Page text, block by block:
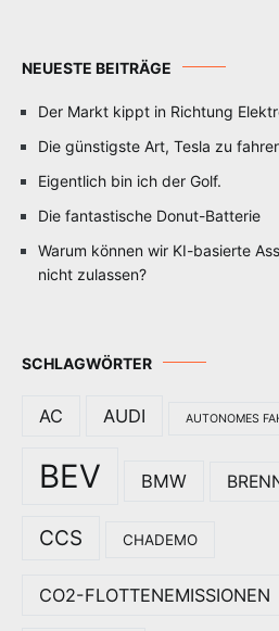
NEUESTE BEITRÄGE
Der Markt kippt in Richtung
Die günstigste Art, Tesla zu
Eigentlich bin ich der Golf.
Die fantastische Donut-Batterie
Warum können wir KI-basierte
nicht zulassen?
SCHLAGWÖRTER
AC AUDI AUTONOMES
BEV BMW
CCS CHADEMO
CO2-FLOTTENEMISSIONEN